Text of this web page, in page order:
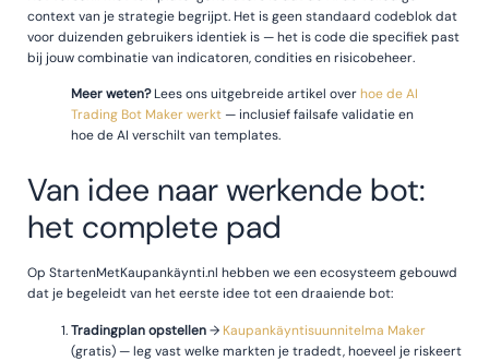
context van je strategie begrijpt. Het is geen standaard codeblok dat
voor duizenden gebruikers identiek is — het is code die specifiek past
bij jouw combinatie van indicatoren, condities en risicobeheer.
Meer weten?Lees ons uitgebreide artikel overhoe de AI
Trading Bot Maker werkt— inclusief failsafe validatie en
hoe de AI verschilt van templates.
Van idee naar werkende bot:
het complete pad
Op StartenMetKaupankäynti.nl hebben we een ecosysteem gebouwd
dat je begeleidt van het eerste idee tot een draaiende bot:
Tradingplan opstellen→ Kaupankäyntisuunnitelma Maker
(gratis) — leg vast welke markten je tradedt, hoeveel je riskeert